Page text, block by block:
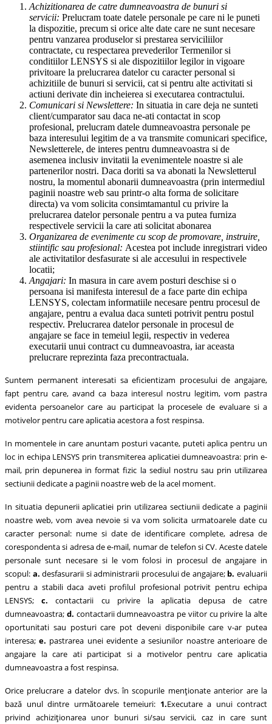
Achizitionarea de catre dumneavoastra de bunuri si
servicii: Prelucram toate datele personale pe care ni le puneti
la dispozitie, precum si orice alte date care ne sunt necesare
pentru vanzarea produselor si prestarea serviciliilor
contractate, cu respectarea prevederilor Termenilor si
conditiilor LENSYS si ale dispozitiilor legilor in vigoare
privitoare la prelucrarea datelor cu caracter personal si
achizitiile de bunuri si servicii, cat si pentru alte activitati si
actiuni derivate din incheierea si executarea contractului.
Comunicari si Newslettere: In situatia in care deja ne sunteti
client/cumparator sau daca ne-ati contactat in scop
profesional, prelucram datele dumneavoastra personale pe
baza interesului legitim de a va transmite comunicari specifice,
Newsletterele, de interes pentru dumneavoastra si de
asemenea inclusiv invitatii la evenimentele noastre si ale
partenerilor nostri. Daca doriti sa va abonati la Newsletterul
nostru, la momentul abonarii dumneavoastra (prin intermediul
paginii noastre web sau printr-o alta forma de solicitare
directa) va vom solicita consimtamantul cu privire la
prelucrarea datelor personale pentru a va putea furniza
respectivele servicii la care ati solicitat abonarea
Organizarea de evenimente cu scop de promovare, instruire,
stiintific sau profesional: Acestea pot include inregistrari video
ale activitatilor desfasurate si ale accesului in respectivele
locatii;
Angajari: In masura in care avem posturi deschise si o
persoana isi manifesta interesul de a face parte din echipa
LENSYS, colectam informatiile necesare pentru procesul de
angajare, pentru a evalua daca sunteti potrivit pentru postul
respectiv. Prelucrarea datelor personale in procesul de
angajare se face in temeiul legii, respectiv in vederea
executarii unui contract cu dumneavoastra, iar aceasta
prelucrare reprezinta faza precontractuala.
Suntem permanent interesati sa eficientizam procesului de angajare,
fapt pentru care, avand ca baza interesul nostru legitim, vom pastra
evidenta persoanelor care au participat la procesele de evaluare si a
motivelor pentru care aplicatia acestora a fost respinsa.
In momentele in care anuntam posturi vacante, puteti aplica pentru un
loc in echipa LENSYS prin transmiterea aplicatiei dumneavoastra: prin e-
mail, prin depunerea in format fizic la sediul nostru sau prin utilizarea
sectiunii dedicate a paginii noastre web de la acel moment.
In situatia depunerii aplicatiei prin utilizarea sectiunii dedicate a paginii
noastre web, vom avea nevoie si va vom solicita urmatoarele date cu
caracter personal: nume si date de identificare complete, adresa de
corespondenta si adresa de e-mail, numar de telefon si CV. Aceste datele
personale sunt necesare si le vom folosi in procesul de angajare in
scopul: a. desfasurarii si administrarii procesului de angajare; b. evaluarii
pentru a stabili daca aveti profilul profesional potrivit pentru echipa
LENSYS;c. contactarii cu privire la aplicatia depusa de catre
dumneavoastra; d. contactarii dumneavoastra pe viitor cu privire la alte
oportunitati sau posturi care pot deveni disponibile care v-ar putea
interesa;e. pastrarea unei evidente a sesiunilor noastre anterioare de
angajare la care ati participat si a motivelor pentru care aplicatia
dumneavoastra a fost respinsa.
Orice prelucrare a datelor dvs. în scopurile menționate anterior are la
bază unul dintre următoarele temeiuri: 1.Executare a unui contract
privind achiziționarea unor bunuri si/sau servicii, caz in care sunt